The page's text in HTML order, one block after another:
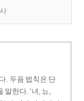
. 두음 법칙은 단
말한다. ‘녀, 뇨,